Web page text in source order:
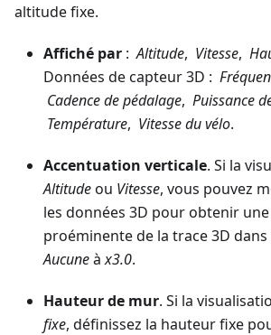
altitude fixe.
Affiché par :Altitude, Vitesse,
Données de capteur 3D :
Cadence de pédalage, Puissance
Température, Vitesse du vélo.
Accentuation verticale. Si la
Altitudeou Vitesse, vous pouvez
les données 3D pour obtenir
proéminente de la trace 3D
Aucuneàx3.0.
Hauteur de mur. Si la
fixe, définissez la hauteur fixe